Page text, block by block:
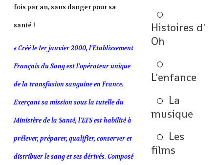
fois par an, sans danger pour sa
santé !
« Créé le 1er janvier 2000, l'Etablissement
Français du Sang est l'opérateur unique
de la transfusion sanguine en France.
Exerçant sa mission sous la tutelle du
Ministère de la Santé, l'EFS est habilité à
prélever, préparer, qualifier, conserver et
distribuer le sang et ses dérivés. Composé
Histoires d'
Oh
L'enfance
La
musique
Les
films